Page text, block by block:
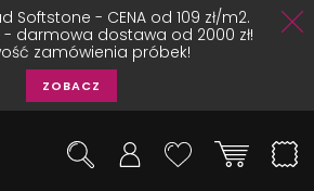
Softstone - CENA od 109 zł/m2.
- darmowa dostawa od 2000 zł!
zamówienia próbek!
ZOBACZ